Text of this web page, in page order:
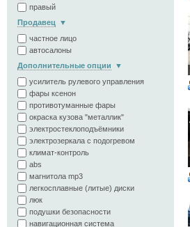
правый
Продавец
частное лицо
автосалоны
Дополнительные опции
усилитель рулевого управления
фары ксенон
противотуманные фары
окраска кузова "металлик"
электростеклоподъёмники
электрозеркала с подогревом
климат-контроль
abs
магнитола mp3
легкосплавные (литые) диски
люк
подушки безопасности
навигационная система